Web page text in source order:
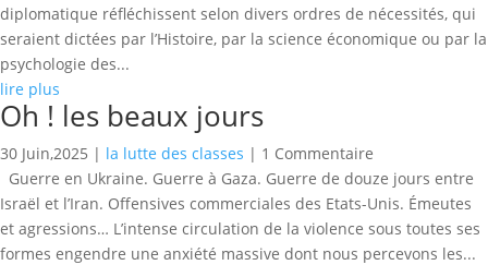
diplomatique réfléchissent selon divers ordres de nécessités, qui
seraient dictées par l’Histoire, par la science économique ou par la
psychologie des...
lire plus
Oh ! les beaux jours
30 Juin,2025 | la lutte des classes | 1 Commentaire
Guerre en Ukraine. Guerre à Gaza. Guerre de douze jours entre
Israël et l’Iran. Offensives commerciales des Etats-Unis. Émeutes
et agressions… L’intense circulation de la violence sous toutes ses
formes engendre une anxiété massive dont nous percevons les...